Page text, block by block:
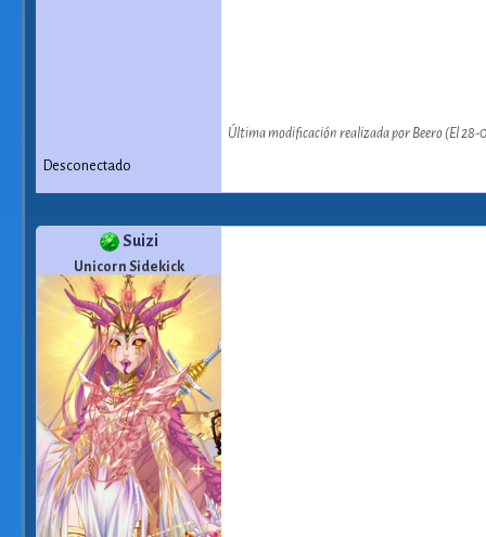
Última modificación realizada por Beero (El 28-
Desconectado
Suizi
Unicorn Sidekick